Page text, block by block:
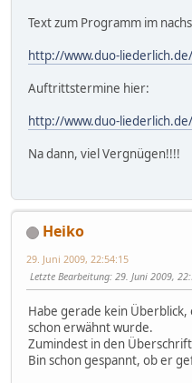
Text zum Programm im
http://www.duo-
Auftrittstermine hier:
http://www.duo-liederlich.de/
Na dann, viel Vergnügen!!!!
Heiko
29. Juni 2009, 22:54:15
Letzte Bearbeitung: 29. Juni 2009,
Habe gerade kein
schon erwähnt wurde.
Zumindest in den
Bin schon gespannt, ob er